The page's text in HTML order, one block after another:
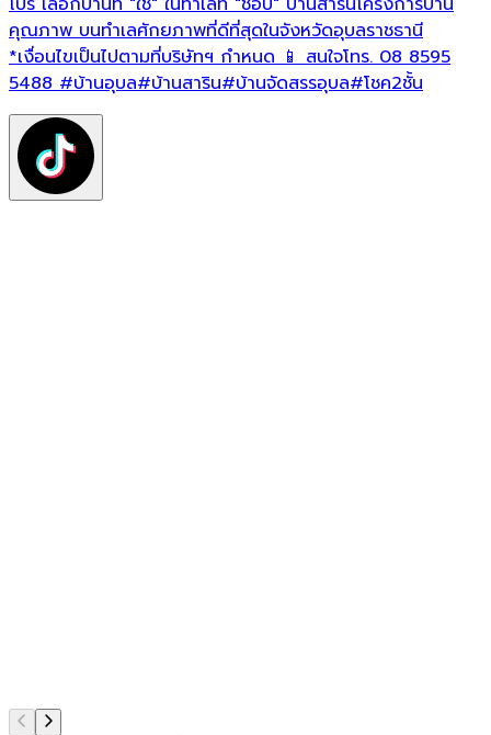
คุณภาพ บนทำเลศักยภาพที่ดีที่สุดในจังหวัดอุบลราชธานี
*เงื่อนไขเป็นไปตามที่บริษัทฯ กำหนด 📱 สนใจโทร. 08 8595
5488 #บ้านอุบล#บ้านสาริน#บ้านจัดสรรอุบล#โชค2ชั้น